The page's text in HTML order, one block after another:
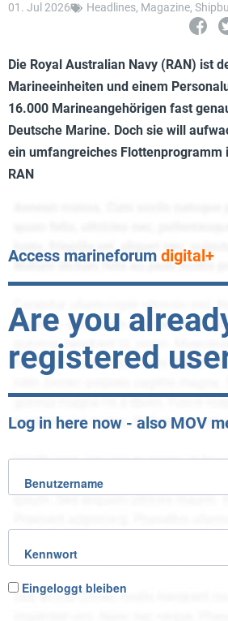
01. Jul 2026 Headlines, Magazine,
Die Royal Australian Navy (RAN) ist
Marineeinheiten und einem
16.000 Marineangehörigen fast
Deutsche Marine. Doch sie will
ein umfangreiches Flottenprogramm
RAN
Access marineforum digital+
Are you
registered
Log in here now - also MOV
Benutzername
Kennwort
Eingeloggt bleiben